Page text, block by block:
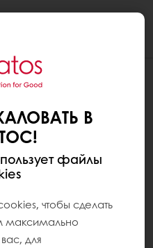
В
файлы
чтобы сделать
максимально
для